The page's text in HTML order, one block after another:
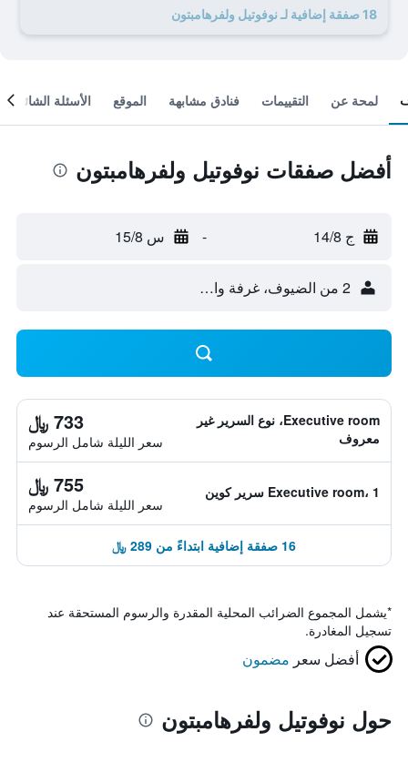
18 صفقة إضافية لـ نوفوتيل ولفرهامبتون
لمحة عن التقييمات فنادق مشابهة الموقع الأسئلة الشائعة
أفضل صفقات نوفوتيل ولفرهامبتون
ج 14/8 - س 15/8
2 من الضيوف، غرفة واحدة
Executive room، نوع السرير غير
معروف
733 ﷼
سعر الليلة شامل الرسوم
Executive room، 1 سرير كوين 755 ﷼
سعر الليلة شامل الرسوم
16 صفقة إضافية ابتداءً من 289 ﷼
*يشمل المجموع الضرائب المحلية المقدرة والرسوم المستحقة عند
تسجيل المغادرة.
أفضل سعر مضمون
حول نوفوتيل ولفرهامبتون